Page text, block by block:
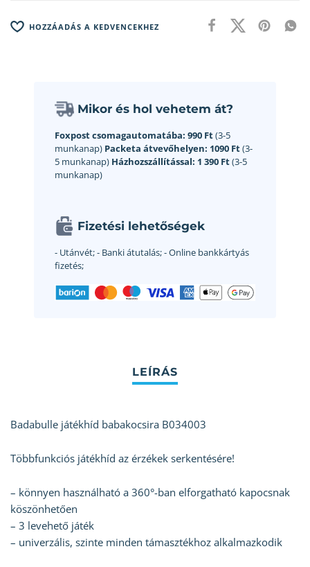
HOZZÁADÁS A KEDVENCEKHEZ
Mikor és hol vehetem át?
Foxpost csomagautomatába: 990 Ft(3-5
munkanap) Packeta átvevőhelyen: 1090 Ft(3-
5 munkanap) Házhozszállítással: 1 390 Ft(3-5
munkanap)
Fizetési lehetőségek
- Utánvét;- Banki átutalás;- Online bankkártyás
fizetés;
Badabulle játékhíd babakocsira B034003
Többfunkciós játékhíd az érzékek serkentésére!
– könnyen használható a 360°-ban elforgatható kapocsnak
köszönhetően
– 3 levehető játék
– univerzális, szinte minden támasztékhoz alkalmazkodik